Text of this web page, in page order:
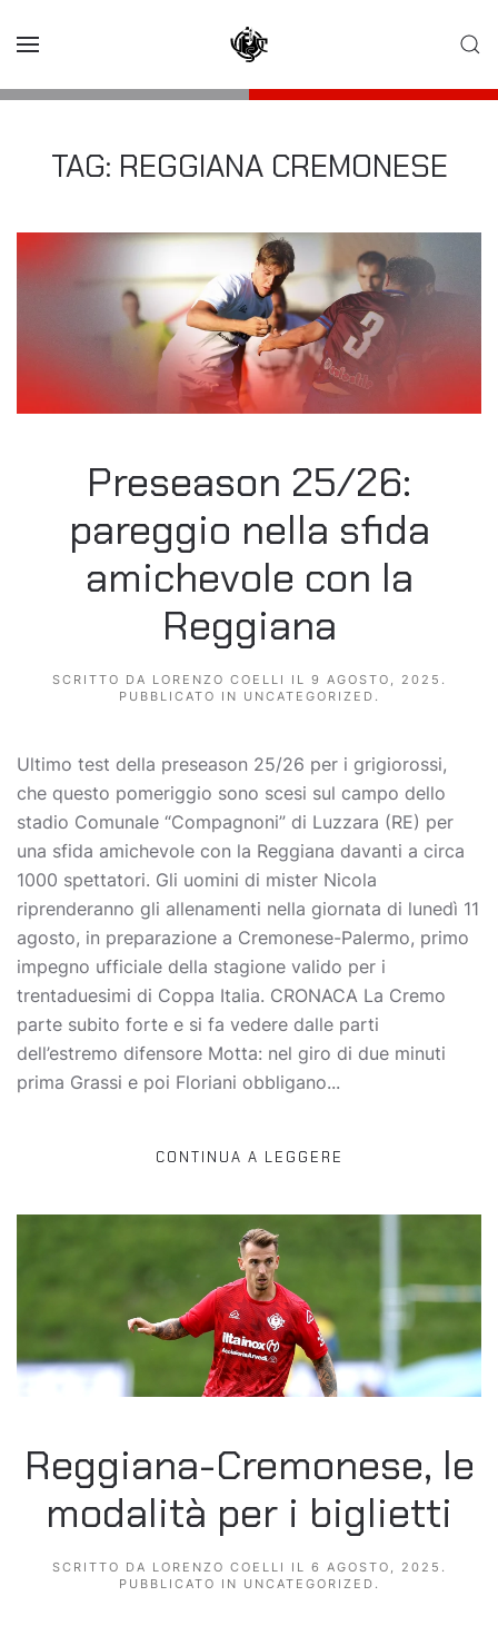
TAG: REGGIANA CREMONESE
Preseason 25/26:
pareggio nella sfida
amichevole con la
Reggiana
SCRITTO DA LORENZO COELLI IL 9 AGOSTO, 2025 .
PUBBLICATO IN UNCATEGORIZED .
Ultimo test della preseason 25/26 per i grigiorossi,
che questo pomeriggio sono scesi sul campo dello
stadio Comunale “Compagnoni” di Luzzara (RE) per
una sfida amichevole con la Reggiana davanti a circa
1000 spettatori. Gli uomini di mister Nicola
riprenderanno gli allenamenti nella giornata di lunedì 11
agosto, in preparazione a Cremonese-Palermo, primo
impegno ufficiale della stagione valido per i
trentaduesimi di Coppa Italia. CRONACA La Cremo
parte subito forte e si fa vedere dalle parti
dell’estremo difensore Motta: nel giro di due minuti
prima Grassi e poi Floriani obbligano...
CONTINUA A LEGGERE
Reggiana-Cremonese, le
modalità per i biglietti
SCRITTO DA LORENZO COELLI IL 6 AGOSTO, 2025 .
PUBBLICATO IN UNCATEGORIZED .